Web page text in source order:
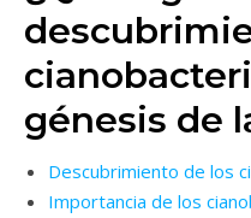
génesis de
Descubrimiento de los
Importancia de los